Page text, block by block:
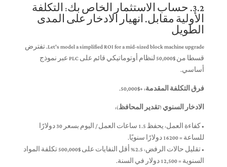
3.2. حساب الاستثمار الخاص بك: التكلفة
الأولية مقابل. انهيار الادخار على المدى
الطويل
Let's model a simplified ROI for a mid-sized block machine upgrade. تفترض
قسطا من $50,000 لنظام أوتوماتيكي قائم على PLC عبر نموذج
أساسي.
فرق التكلفة المقدمة:+$50,000.
الادخار السنوي (تقدير المحافظ):
• كفاءة العمل: يحفظ 1.5 ساعات العمل / اليوم بسعر 30 دولارًا
للساعة = 16200 دولارًا سنويًا.
• تقليل حالات الرفض: 2.5% أقل النفايات على $500,000 تكلفة المواد
السنوية = 12,500 دولار في السنة.